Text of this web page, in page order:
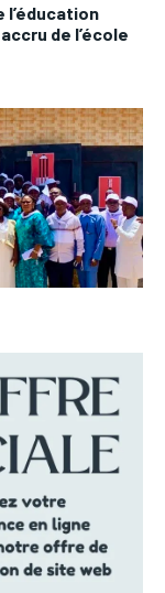
l’éducation
de l’école